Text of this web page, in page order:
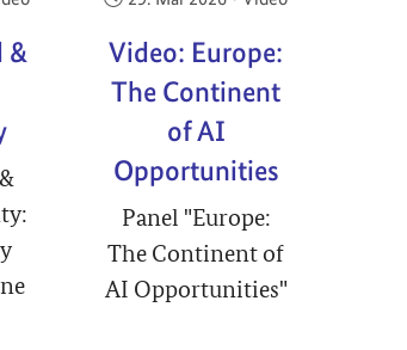
&
Video: Europe:
The Continent
of AI
Opportunities
Panel "Europe:
The Continent of
AI Opportunities"